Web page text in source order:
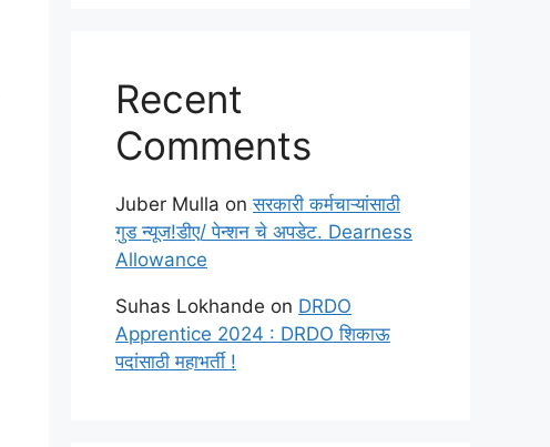
Recent
Comments
Juber Mulla onसरकारी कर्मचाऱ्यांसाठी
गुड न्यूज!डीए/ पेन्शन चे अपडेट. Dearness
Allowance
Suhas Lokhande on DRDO
Apprentice 2024 : DRDO शिकाऊ
पदांसाठी महाभर्ती !